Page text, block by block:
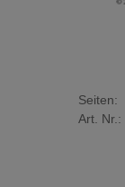
Seiten:
Art. Nr.: